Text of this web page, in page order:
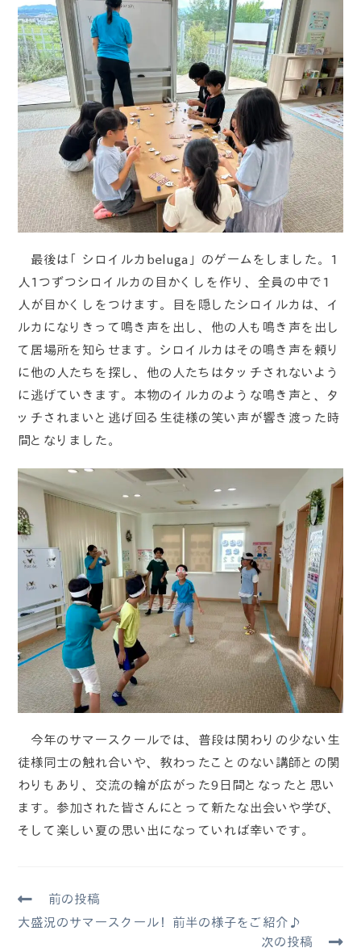
最後は「シロイルカbeluga」のゲームをしました。1
人1つずつシロイルカの目かくしを作り、全員の中で1
人が目かくしをつけます。目を隠したシロイルカは、イ
ルカになりきって鳴き声を出し、他の人も鳴き声を出し
て居場所を知らせます。シロイルカはその鳴き声を頼り
に他の人たちを探し、他の人たちはタッチされないよう
に逃げていきます。本物のイルカのような鳴き声と、タ
ッチされまいと逃げ回る生徒様の笑い声が響き渡った時
間となりました。
今年のサマースクールでは、普段は関わりの少ない生
徒様同士の触れ合いや、教わったことのない講師との関
わりもあり、交流の輪が広がった9日間となったと思い
ます。参加された皆さんにとって新たな出会いや学び、
そして楽しい夏の思い出になっていれば幸いです。
前の投稿
大盛況のサマースクール！前半の様子をご紹介♪
次の投稿